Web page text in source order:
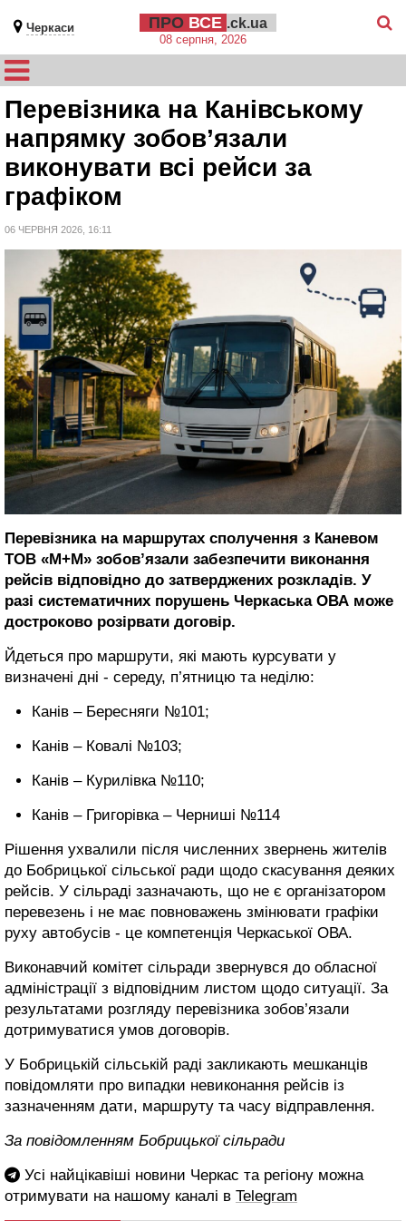
Черкаси ПРО ВСЕ .ck.ua
08 серпня, 2026
Перевізника на Канівському
напрямку зобов’язали
виконувати всі рейси за
графіком
06 ЧЕРВНЯ 2026, 16:11
Перевізника на маршрутах сполучення з Каневом
ТОВ «М+М» зобов’язали забезпечити виконання
рейсів відповідно до затверджених розкладів. У
разі систематичних порушень Черкаська ОВА може
достроково розірвати договір.
Йдеться про маршрути, які мають курсувати у
визначені дні - середу, п’ятницю та неділю:
Канів – Бересняги №101;
Канів – Ковалі №103;
Канів – Курилівка №110;
Канів – Григорівка – Черниші №114
Рішення ухвалили після численних звернень жителів
до Бобрицької сільської ради щодо скасування деяких
рейсів. У сільраді зазначають, що не є організатором
перевезень і не має повноважень змінювати графіки
руху автобусів - це компетенція Черкаської ОВА.
Виконавчий комітет сільради звернувся до обласної
адміністрації з відповідним листом щодо ситуації. За
результатами розгляду перевізника зобов’язали
дотримуватися умов договорів.
У Бобрицькій сільській раді закликають мешканців
повідомляти про випадки невиконання рейсів із
зазначенням дати, маршруту та часу відправлення.
За повідомленням Бобрицької сільради
Усі найцікавіші новини Черкас та регіону можна
отримувати на нашому каналі в Telegram